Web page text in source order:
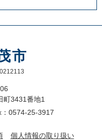
市
町3431番地1
：0574-25-3917
個人情報の取り扱い